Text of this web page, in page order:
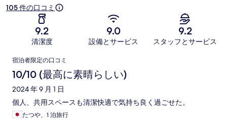
105 件の口コミ
9.2
清潔度
9.0
設備とサービス
9.2
スタッフとサービス
口
コ
ミ
宿泊者限定の口コミ
10/10 (最高に素晴らしい)
2024 年 9 月 1 日
個人、共用スペースも清潔快適で気持ち良く過ごせた。
たつや、1 泊旅行